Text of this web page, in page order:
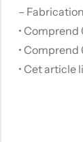
–
• Comprend
•
• Cet article